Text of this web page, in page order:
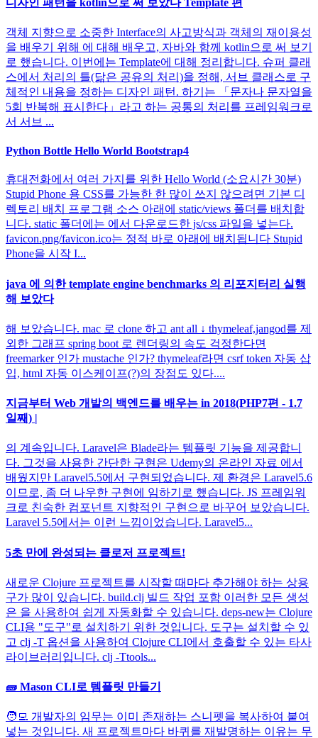
객체 지향으로 소중한 Interface의 사고방식과 객체의 재이용성
을 배우기 위해 에 대해 배우고, 자바와 함께 kotlin으로 써 보기
로 했습니다. 이번에는 Template에 대해 정리합니다. 슈퍼 클래
스에서 처리의 틀(닮은 공유의 처리)을 정해, 서브 클래스로 구
체적인 내용을 정하는 디자인 패턴. 하기는 「문자나 문자열을
5회 반복해 표시한다」라고 하는 공통의 처리를 프레임워크로
서 서브 ...
Python Bottle Hello World Bootstrap4
휴대전화에서 여러 가지를 위한 Hello World (소요시간 30분)
Stupid Phone 용 CSS를 가능한 한 많이 쓰지 않으려면 기본 디
렉토리 배치 프로그램 소스 아래에 static/views 폴더를 배치합
니다. static 폴더에는 에서 다운로드한 js/css 파일을 넣는다.
favicon.png/favicon.ico는 정적 바로 아래에 배치됩니다 Stupid
Phone을 시작 I...
java 에 의한 template engine benchmarks 의 리포지터리 실행
해 보았다
해 보았습니다. mac 로 clone 하고 ant all ↓ thymeleaf,jangod를 제
외한 그래프 spring boot 로 렌더링의 속도 걱정한다면
freemarker 인가 mustache 인가? thymeleaf라면 csrf token 자동 삽
입, html 자동 이스케이프(?)의 장점도 있다....
지금부터 Web 개발의 백엔드를 배우는 in 2018(PHP7편 - 1.7
일째) |
의 계속입니다. Laravel은 Blade라는 템플릿 기능을 제공합니
다. 그것을 사용한 간단한 구현은 Udemy의 온라인 자료 에서
배웠지만 Laravel5.5에서 구현되었습니다. 제 환경은 Laravel5.6
이므로, 좀 더 나우한 구현에 임하기로 했습니다. JS 프레임워
크로 친숙한 컴포넌트 지향적인 구현으로 바꾸어 보았습니다.
Laravel 5.5에서는 이런 느낌이었습니다. Laravel5...
5초 만에 완성되는 클로저 프로젝트!
새로운 Clojure 프로젝트를 시작할 때마다 추가해야 하는 상용
구가 많이 있습니다. build.clj 빌드 작업 포함 이러한 모든 생성
은 을 사용하여 쉽게 자동화할 수 있습니다. deps-new는 Clojure
CLI용 "도구"로 설치하기 위한 것입니다. 도구는 설치할 수 있
고 clj -T 옵션을 사용하여 Clojure CLI에서 호출할 수 있는 타사
라이브러리입니다. clj -Ttools...
🧱 Mason CLI로 템플릿 만들기
🧑‍💻 개발자의 임무는 이미 존재하는 스니펫을 복사하여 붙여
넣는 것입니다. 새 프로젝트마다 바퀴를 재발명하는 이유는 무